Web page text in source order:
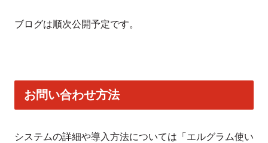
ブログは順次公開予定です。
お問い合わせ方法
システムの詳細や導入方法については「エルグラム使い